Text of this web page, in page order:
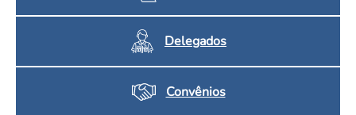
Delegados
Convênios